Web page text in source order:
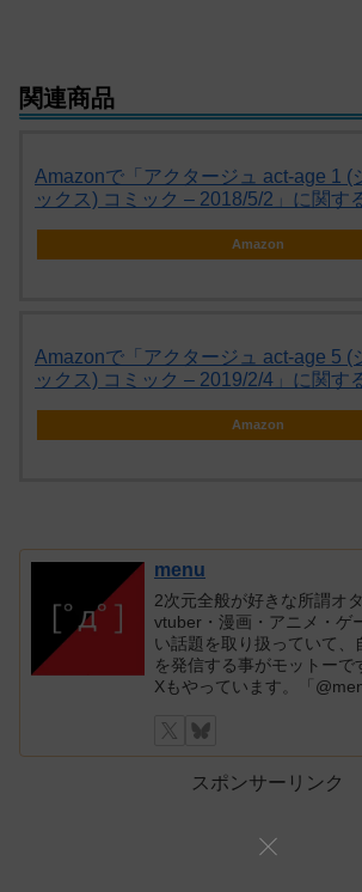
関連商品
Amazonで「アクタージュ act-age 1 (
ックス) コミック – 2018/5/2」に関す
Amazon
Amazonで「アクタージュ act-age 5 (
ックス) コミック – 2019/2/4」に関す
Amazon
menu
2次元全般が好きな所謂オタ
vtuber・漫画・アニメ・ゲ
い話題を取り扱っていて、
を発信する事がモットーで
Xもやっています。「
スポンサーリンク